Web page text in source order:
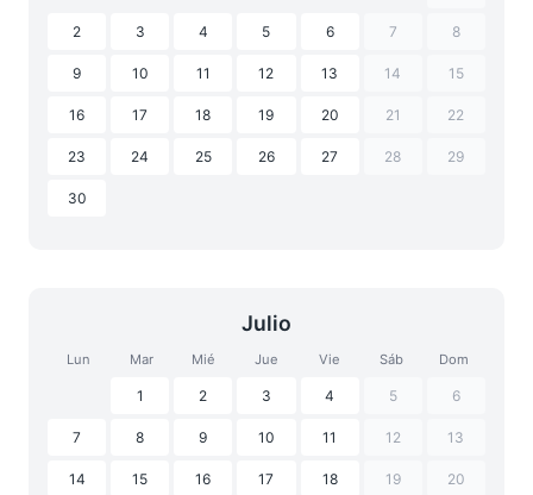
2 3 4 5 6 7 8
9 10 11 12 13 14 15
16 17 18 19 20 21 22
23 24 25 26 27 28 29
30
Julio
Lun Mar Mié Jue Vie Sáb Dom
1 2 3 4 5 6
7 8 9 10 11 12 13
14 15 16 17 18 19 20